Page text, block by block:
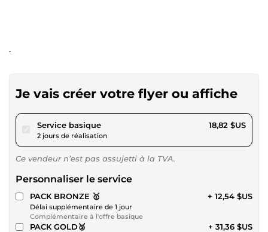
.
Je vais créer votre flyer ou affiche
Service basiquepour 17,34 $US
2 jours de réalisation
18,82 $US
Ce vendeur n’est pas assujetti à la TVA.
Personnaliser le service
PACK BRONZE 🥇
Délai supplémentaire de 1 jour
Complémentaire à l'offre basique
+ 12,54 $US
PACK GOLD🥈 + 31,36 $US